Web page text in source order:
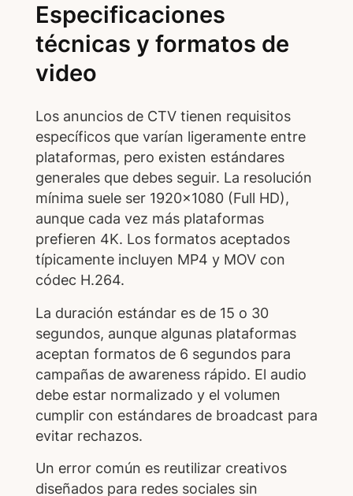
Especificaciones
técnicas y formatos de
video
Los anuncios de CTV tienen requisitos
específicos que varían ligeramente entre
plataformas, pero existen estándares
generales que debes seguir. La resolución
mínima suele ser 1920x1080 (Full HD),
aunque cada vez más plataformas
prefieren 4K. Los formatos aceptados
típicamente incluyen MP4 y MOV con
códec H.264.
La duración estándar es de 15 o 30
segundos, aunque algunas plataformas
aceptan formatos de 6 segundos para
campañas de awareness rápido. El audio
debe estar normalizado y el volumen
cumplir con estándares de broadcast para
evitar rechazos.
Un error común es reutilizar creativos
diseñados para redes sociales sin